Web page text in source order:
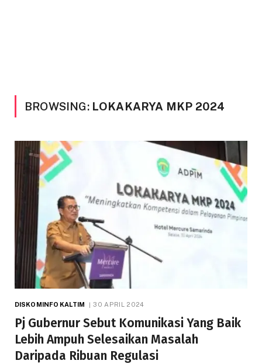
BROWSING: LOKAKARYA MKP 2024
DISKOMINFO KALTIM 30 APRIL 2024
Pj Gubernur Sebut Komunikasi Yang Baik
Lebih Ampuh Selesaikan Masalah
Daripada Ribuan Regulasi